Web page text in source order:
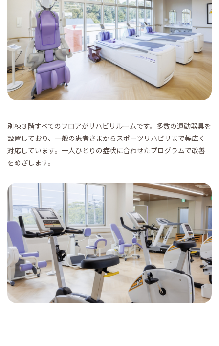
別棟３階すべてのフロアがリハビリルームです。多数の運動器具を
設置しており、一般の患者さまからスポーツリハビリまで幅広く
対応しています。一人ひとりの症状に合わせたプログラムで改善
をめざします。